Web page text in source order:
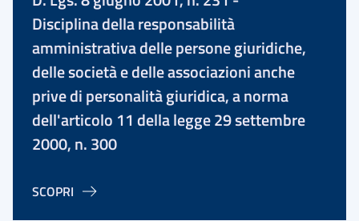
Disciplina della responsabilità
amministrativa delle persone giuridiche,
delle società e delle associazioni anche
prive di personalità giuridica, a norma
dell'articolo 11 della legge 29 settembre
2000, n. 300
SCOPRI